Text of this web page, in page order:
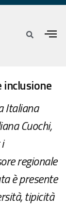
inclusione
Italiana
Cuochi,
regionale
è presente
tipicità